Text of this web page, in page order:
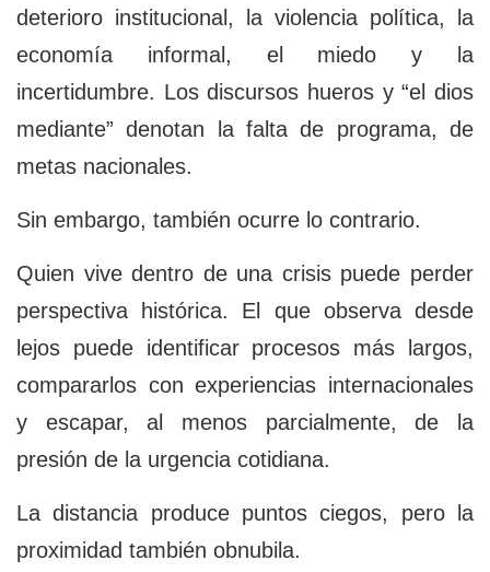
deterioro institucional, la violencia política, la
economía informal, el miedo y la
incertidumbre. Los discursos hueros y “el dios
mediante” denotan la falta de programa, de
metas nacionales.
Sin embargo, también ocurre lo contrario.
Quien vive dentro de una crisis puede perder
perspectiva histórica. El que observa desde
lejos puede identificar procesos más largos,
compararlos con experiencias internacionales
y escapar, al menos parcialmente, de la
presión de la urgencia cotidiana.
La distancia produce puntos ciegos, pero la
proximidad también obnubila.